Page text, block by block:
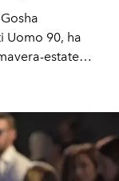
Uomo 90, ha
estate